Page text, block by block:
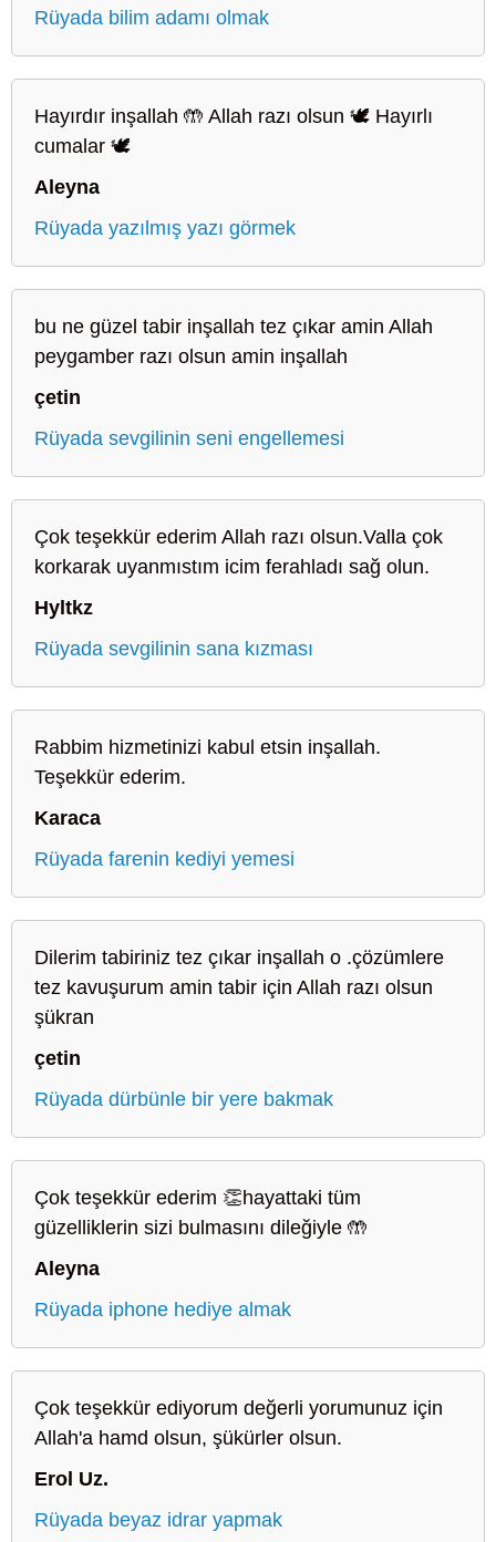
Rüyada bilim adamı olmak
Hayırdır inşallah 🤲 Allah razı olsun 🕊️ Hayırlı
cumalar 🕊️
Aleyna
Rüyada yazılmış yazı görmek
bu ne güzel tabir inşallah tez çıkar amin Allah
peygamber razı olsun amin inşallah
çetin
Rüyada sevgilinin seni engellemesi
Çok teşekkür ederim Allah razı olsun.Valla çok
korkarak uyanmıstım icim ferahladı sağ olun.
Hyltkz
Rüyada sevgilinin sana kızması
Rabbim hizmetinizi kabul etsin inşallah.
Teşekkür ederim.
Karaca
Rüyada farenin kediyi yemesi
Dilerim tabiriniz tez çıkar inşallah o .çözümlere
tez kavuşurum amin tabir için Allah razı olsun
şükran
çetin
Rüyada dürbünle bir yere bakmak
Çok teşekkür ederim 👏hayattaki tüm
güzelliklerin sizi bulmasını dileğiyle 🤲
Aleyna
Rüyada iphone hediye almak
Çok teşekkür ediyorum değerli yorumunuz için
Allah'a hamd olsun, şükürler olsun.
Erol Uz.
Rüyada beyaz idrar yapmak